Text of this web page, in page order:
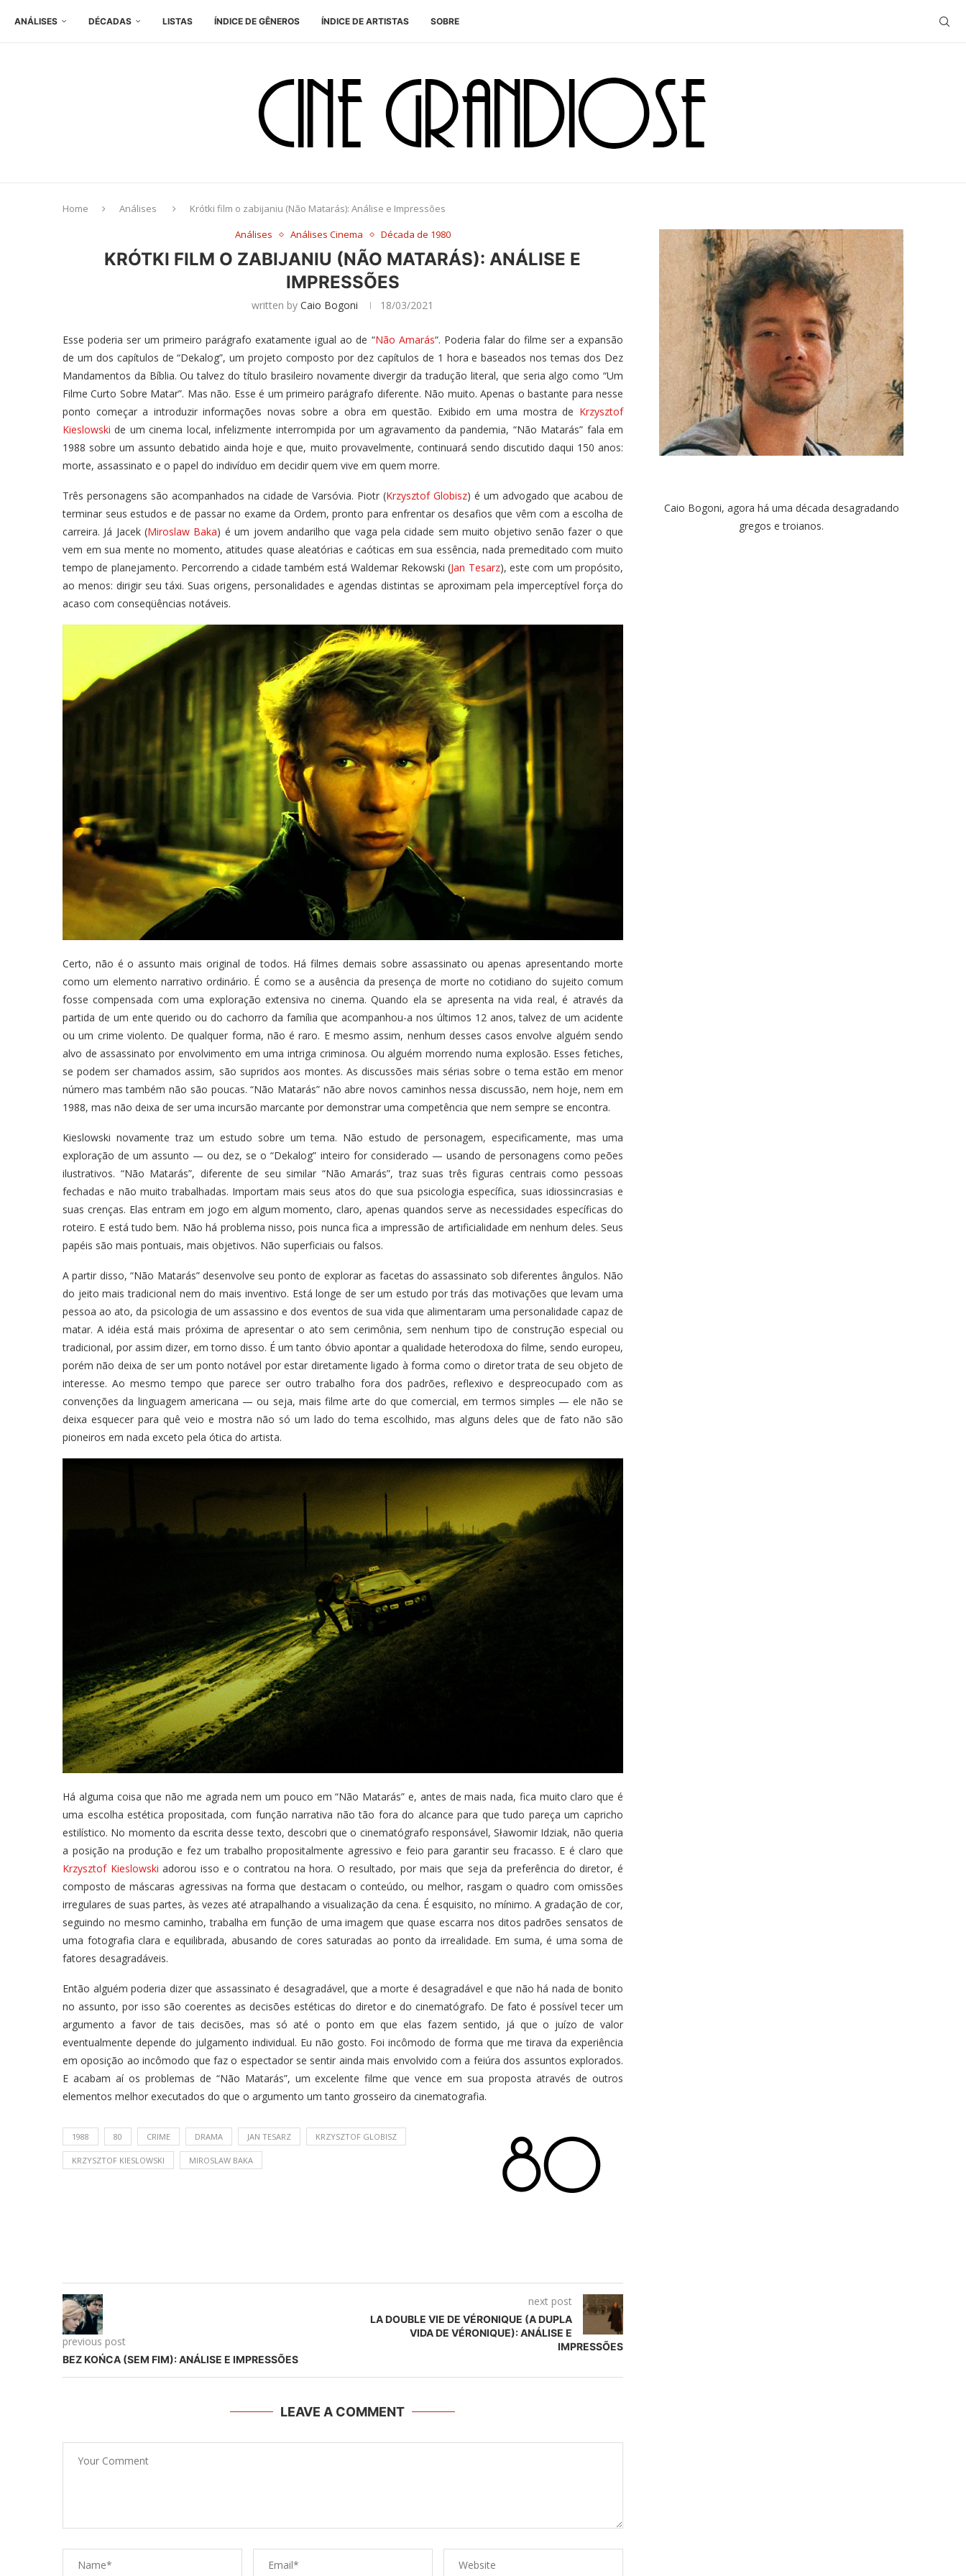
ANÁLISES DÉCADAS LISTAS ÍNDICE DE GÊNEROS ÍNDICE DE ARTISTAS SOBRE
Home Análises
Krótki film o zabijaniu (Não Matarás): Análise e Impressões
Análises
Análises Cinema Década de 1980
KRÓTKI FILM O ZABIJANIU (NÃO MATARÁS): ANÁLISE E
IMPRESSÕES
written byCaio Bogoni 18/03/2021
Esse poderia ser um primeiro parágrafo exatamente igual ao de “Não Amarás“. Poderia falar do filme ser a expansão
de um dos capítulos de “Dekalog”, um projeto composto por dez capítulos de 1 hora e baseados nos temas dos Dez
Mandamentos da Bíblia. Ou talvez do título brasileiro novamente divergir da tradução literal, que seria algo como “Um
Filme Curto Sobre Matar”. Mas não. Esse é um primeiro parágrafo diferente. Não muito. Apenas o bastante para nesse
ponto começar a introduzir informações novas sobre a obra em questão. Exibido em uma mostra de Krzysztof
Kieslowski de um cinema local, infelizmente interrompida por um agravamento da pandemia, “Não Matarás” fala em
1988 sobre um assunto debatido ainda hoje e que, muito provavelmente, continuará sendo discutido daqui 150 anos:
morte, assassinato e o papel do indivíduo em decidir quem vive em quem morre.
Três personagens são acompanhados na cidade de Varsóvia. Piotr (Krzysztof Globisz) é um advogado que acabou de
terminar seus estudos e de passar no exame da Ordem, pronto para enfrentar os desafios que vêm com a escolha de
carreira. Já Jacek (Miroslaw Baka) é um jovem andarilho que vaga pela cidade sem muito objetivo senão fazer o que
vem em sua mente no momento, atitudes quase aleatórias e caóticas em sua essência, nada premeditado com muito
tempo de planejamento. Percorrendo a cidade também está Waldemar Rekowski (Jan Tesarz), este com um propósito,
ao menos: dirigir seu táxi. Suas origens, personalidades e agendas distintas se aproximam pela imperceptível força do
acaso com conseqüências notáveis.
Certo, não é o assunto mais original de todos. Há filmes demais sobre assassinato ou apenas apresentando morte
como um elemento narrativo ordinário. É como se a ausência da presença de morte no cotidiano do sujeito comum
fosse compensada com uma exploração extensiva no cinema. Quando ela se apresenta na vida real, é através da
partida de um ente querido ou do cachorro da família que acompanhou-a nos últimos 12 anos, talvez de um acidente
ou um crime violento. De qualquer forma, não é raro. E mesmo assim, nenhum desses casos envolve alguém sendo
alvo de assassinato por envolvimento em uma intriga criminosa. Ou alguém morrendo numa explosão. Esses fetiches,
se podem ser chamados assim, são supridos aos montes. As discussões mais sérias sobre o tema estão em menor
número mas também não são poucas. “Não Matarás” não abre novos caminhos nessa discussão, nem hoje, nem em
1988, mas não deixa de ser uma incursão marcante por demonstrar uma competência que nem sempre se encontra.
Kieslowski novamente traz um estudo sobre um tema. Não estudo de personagem, especificamente, mas uma
exploração de um assunto — ou dez, se o “Dekalog” inteiro for considerado — usando de personagens como peões
ilustrativos. “Não Matarás”, diferente de seu similar “Não Amarás”, traz suas três figuras centrais como pessoas
fechadas e não muito trabalhadas. Importam mais seus atos do que sua psicologia específica, suas idiossincrasias e
suas crenças. Elas entram em jogo em algum momento, claro, apenas quandos serve as necessidades específicas do
roteiro. E está tudo bem. Não há problema nisso, pois nunca fica a impressão de artificialidade em nenhum deles. Seus
papéis são mais pontuais, mais objetivos. Não superficiais ou falsos.
A partir disso, “Não Matarás” desenvolve seu ponto de explorar as facetas do assassinato sob diferentes ângulos. Não
do jeito mais tradicional nem do mais inventivo. Está longe de ser um estudo por trás das motivações que levam uma
pessoa ao ato, da psicologia de um assassino e dos eventos de sua vida que alimentaram uma personalidade capaz de
matar. A idéia está mais próxima de apresentar o ato sem cerimônia, sem nenhum tipo de construção especial ou
tradicional, por assim dizer, em torno disso. É um tanto óbvio apontar a qualidade heterodoxa do filme, sendo europeu,
porém não deixa de ser um ponto notável por estar diretamente ligado à forma como o diretor trata de seu objeto de
interesse. Ao mesmo tempo que parece ser outro trabalho fora dos padrões, reflexivo e despreocupado com as
convenções da linguagem americana — ou seja, mais filme arte do que comercial, em termos simples — ele não se
deixa esquecer para quê veio e mostra não só um lado do tema escolhido, mas alguns deles que de fato não são
pioneiros em nada exceto pela ótica do artista.
Há alguma coisa que não me agrada nem um pouco em “Não Matarás” e, antes de mais nada, fica muito claro que é
uma escolha estética propositada, com função narrativa não tão fora do alcance para que tudo pareça um capricho
estilístico. No momento da escrita desse texto, descobri que o cinematógrafo responsável, Sławomir Idziak, não queria
a posição na produção e fez um trabalho propositalmente agressivo e feio para garantir seu fracasso. E é claro que
Krzysztof Kieslowski adorou isso e o contratou na hora. O resultado, por mais que seja da preferência do diretor, é
composto de máscaras agressivas na forma que destacam o conteúdo, ou melhor, rasgam o quadro com omissões
irregulares de suas partes, às vezes até atrapalhando a visualização da cena. É esquisito, no mínimo. A gradação de cor,
seguindo no mesmo caminho, trabalha em função de uma imagem que quase escarra nos ditos padrões sensatos de
uma fotografia clara e equilibrada, abusando de cores saturadas ao ponto da irrealidade. Em suma, é uma soma de
fatores desagradáveis.
Então alguém poderia dizer que assassinato é desagradável, que a morte é desagradável e que não há nada de bonito
no assunto, por isso são coerentes as decisões estéticas do diretor e do cinematógrafo. De fato é possível tecer um
argumento a favor de tais decisões, mas só até o ponto em que elas fazem sentido, já que o juízo de valor
eventualmente depende do julgamento individual. Eu não gosto. Foi incômodo de forma que me tirava da experiência
em oposição ao incômodo que faz o espectador se sentir ainda mais envolvido com a feiúra dos assuntos explorados.
E acabam aí os problemas de “Não Matarás”, um excelente filme que vence em sua proposta através de outros
elementos melhor executados do que o argumento um tanto grosseiro da cinematografia.
1988 80 CRIME DRAMA JAN TESARZ KRZYSZTOF GLOBISZ
KRZYSZTOF KIESLOWSKI MIROSLAW BAKA
previous post
BEZ KOŃCA (SEM FIM): ANÁLISE E IMPRESSÕES
next post
LA DOUBLE VIE DE VÉRONIQUE (A DUPLA
VIDA DE VÉRONIQUE): ANÁLISE E
IMPRESSÕES
LEAVE A COMMENT
Caio Bogoni, agora há uma década desagradando
gregos e troianos.